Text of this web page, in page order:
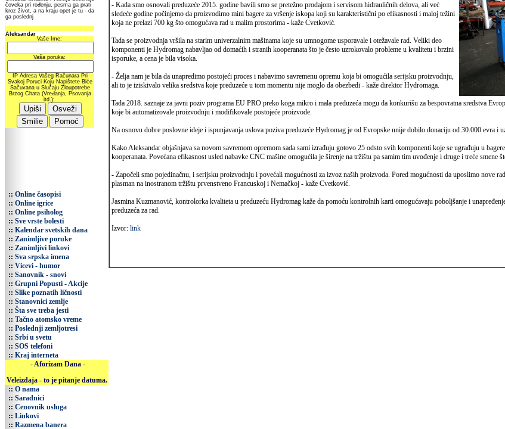
:: Online časopisi
:: Online igrice
:: Online psiholog
:: Sve vrste bolesti
:: Kalendar svetskih dana
:: Zanimljive poruke
:: Zanimljivi linkovi
:: Sva srpska imena
:: Vicevi - humor
:: Sanovnik - snovi
:: Grupni Popusti - Akcije
:: Slike poznatih ličnosti
:: Stanovnici zemlje
:: Šta sve treba jesti
:: Tačno atomsko vreme
:: Poslednji zemljotresi
:: Srbi u svetu
:: SOS telefoni
:: Kraj interneta
- Aforizam Dana -
Veleizdaja - to je pitanje datuma.
:: O nama
:: Saradnici
:: Cenovnik usluga
:: Linkovi
:: Razmena banera
- Kada smo osnovali preduzeće 2015. godine bavili smo se pretežno prodajom i servisom hidrauličnih delova, ali već
sledeće godine počinjemo da proizvodimo mini bagere za vršenje iskopa koji su karakteristični po efikasnosti i maloj težini
koja ne prelazi 700 kg što omogućava rad u malim prostorima - kaže Cvetković.
Tada se proizvodnja vršila na starim univerzalnim mašinama koje su umnogome usporavale i otežavale rad. Veliki deo
komponenti je Hydromag nabavljao od domaćih i stranih kooperanata što je često uzrokovalo probleme u kvalitetu i brzini
isporuke, a cena je bila visoka.
- Želja nam je bila da unapredimo postojeći proces i nabavimo savremenu opremu koja bi omogućila serijsku proizvodnju,
ali to je iziskivalo velika sredstva koje preduzeće u tom momentu nije moglo da obezbedi - kaže direktor Hydromaga.
Tada 2018. saznaje za javni poziv programa EU PRO preko koga mikro i mala preduzeća mogu da konkurišu za bespovratna sredstva
koje bi automatizovale proizvodnju i modifikovale postojeće proizvode.
Na osnovu dobre poslovne ideje i ispunjavanja uslova poziva preduzeće Hydromag je od Evropske unije dobilo donaciju od 30.000 evra i
Kako Aleksandar objašnjava sa novom savremom opremom sada sami izrađuju gotovo 25 odsto svih komponenti koje se ugrađuju u
kooperanata. Povećana efikasnost usled nabavke CNC mašine omogućila je širenje na tržištu pa samim tim uvođenje i druge i treće smene
- Započeli smo pojedinačnu, i serijsku proizvodnju i povećali mogućnosti za izvoz naših proizvoda. Pored mogućnosti da uposlimo nove
plasman na inostranom tržištu prvenstveno Francuskoj i Nemačkoj - kaže Cvetković.
Jasmina Kuzmanović, kontrolorka kvaliteta u preduzeću Hydromag kaže da pomoću kontrolnih karti omogućavaju poboljšanje i
preduzeća za rad.
Izvor: link